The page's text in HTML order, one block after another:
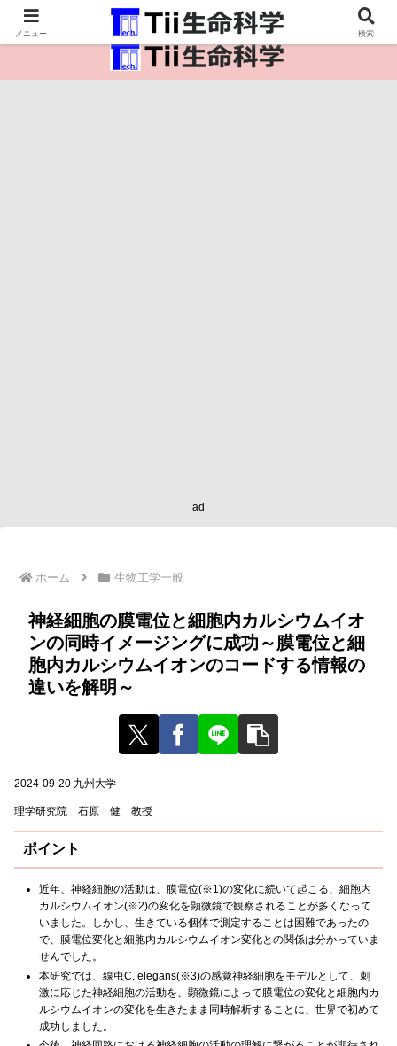
医療保健・生命・生物の情報インフラ。
ad
ホーム 生物工学一般
神経細胞の膜電位と細胞内カルシウムイオ
ンの同時イメージングに成功～膜電位と細
胞内カルシウムイオンのコードする情報の
違いを解明～
2024-09-20 九州大学
理学研究院 石原 健 教授
ポイント
近年、神経細胞の活動は、膜電位(※1)の変化に続いて起こる、細胞内
カルシウムイオン(※2)の変化を顕微鏡で観察されることが多くなって
いました。しかし、生きている個体で測定することは困難であったの
で、膜電位変化と細胞内カルシウムイオン変化との関係は分かっていま
せんでした。
本研究では、線虫C. elegans(※3)の感覚神経細胞をモデルとして、刺
激に応じた神経細胞の活動を、顕微鏡によって膜電位の変化と細胞内カ
ルシウムイオンの変化を生きたまま同時解析することに、世界で初めて
成功しました。
メニュー 検索